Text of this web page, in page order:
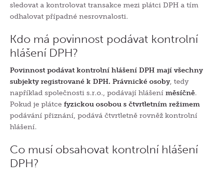
sledovat a kontrolovat transakce mezi plátci DPH a tím
odhalovat případné nesrovnalosti.
Kdo má povinnost podávat kontrolní
hlášení DPH?
Povinnost podávat kontrolní hlášení DPH mají všechny
subjekty registrované k DPH. Právnické osoby, tedy
například společnosti s.r.o., podávají hlášení měsíčně.
Pokud je plátce fyzickou osobou s čtvrtletním režimem
podávání přiznání, podává čtvrtletně rovněž kontrolní
hlášení.
Co musí obsahovat kontrolní hlášení
DPH?